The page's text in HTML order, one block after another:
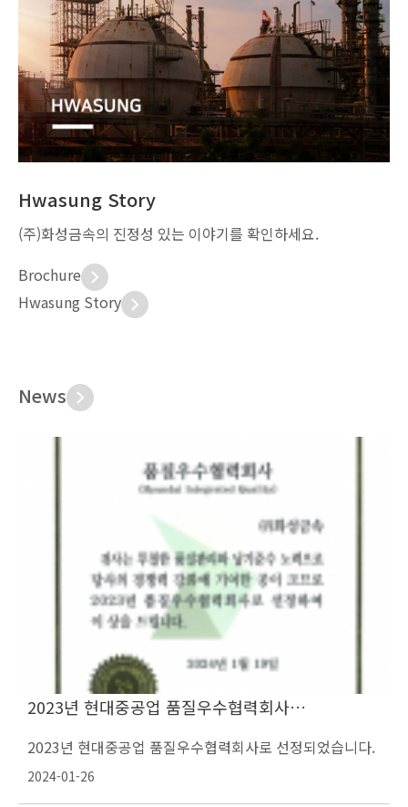
Hwasung Story
(주)화성금속의 진정성 있는 이야기를 확인하세요.
Brochure
Hwasung Story
News
2023년 현대중공업 품질우수협력회사…
2023년 현대중공업 품질우수협력회사로 선정되었습니다.
2024-01-26